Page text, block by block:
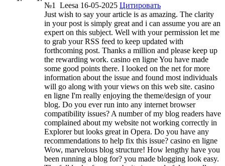
№1 Leesa 16-05-2025 Цитировать
Just wish to say your article is as amazing. The clarity
in your post is simply great and i can assume you are an
expert on this subject. Well with your permission let me
to grab your RSS feed to keep updated with
forthcoming post. Thanks a million and please keep up
the rewarding work. casino en ligne You have made
some good points there. I looked on the net for more
information about the issue and found most individuals
will go along with your views on this web site. casino
en ligne I'm really enjoying the theme/design of your
blog. Do you ever run into any internet browser
compatibility issues? A number of my blog readers have
complained about my website not working correctly in
Explorer but looks great in Opera. Do you have any
recommendations to help fix this issue? casino en ligne
Wow, marvelous blog structure! How lengthy have you
been running a blog for? you made blogging look easy.